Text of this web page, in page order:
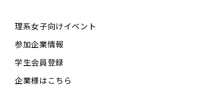
理系女子向けイベント
参加企業情報
学生会員登録
企業様はこちら